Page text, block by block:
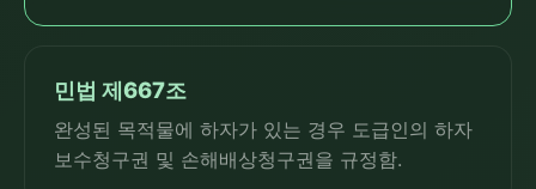
민법 제667조
완성된 목적물에 하자가 있는 경우 도급인의 하자
보수청구권 및 손해배상청구권을 규정함.